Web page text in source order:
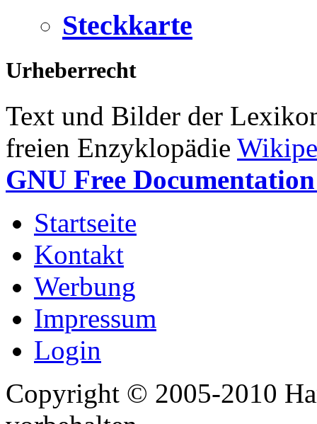
Steckkarte
Urheberrecht
Text und Bilder der
freien Enzyklopädie
GNU Free
Startseite
Kontakt
Werbung
Impressum
Login
Copyright © 2005-2010